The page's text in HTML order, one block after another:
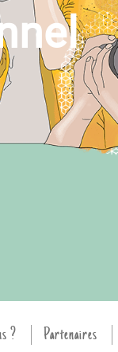
? Partenaires